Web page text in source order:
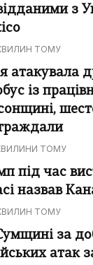
з
ТОМУ
атакувала
із
ТОМУ
під час
назвав
ТОМУ
за
атак